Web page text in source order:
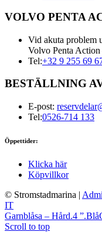
VOLVO PENTA
Vid akuta problem
Volvo Penta Action
Tel:+32 9 255 69
BESTÄLLNING
E-post:
Tel:0526-714 133
Öppettider:
Klicka här
Köpvillkor
© Stromstadmarina |
IT
Garnblåsa – Hård.4 ”.Blå
Scroll to top